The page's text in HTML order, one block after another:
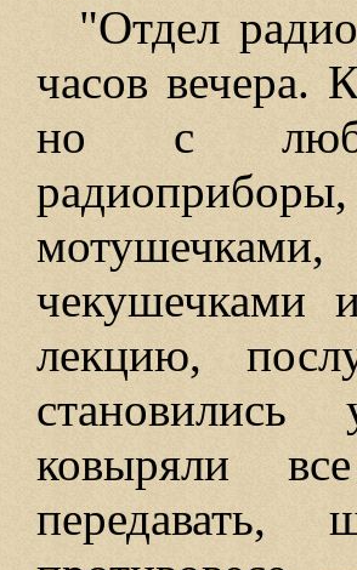
"Отдел
часов вечера.
но с
мотушечками,
чекушечками
лекцию,
ковыряли